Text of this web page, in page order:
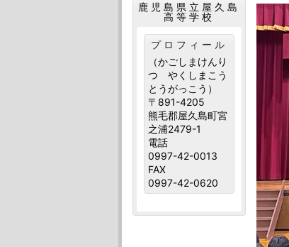
鹿児島県立屋久島
高等学校
プロフィール
（かごしまけんり
つ やくしまこう
とうがっこう）
〒891-4205
熊毛郡屋久島町宮
之浦2479-1
電話
0997-42-0013
FAX
0997-42-0620